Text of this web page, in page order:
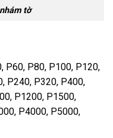
tờ
P60, P80, P100, P120,
P240, P320, P400,
P1200, P1500,
P4000, P5000,